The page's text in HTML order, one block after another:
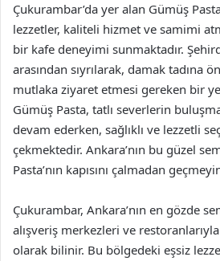
Çukurambar’da yer alan Gümüş
lezzetler, kaliteli hizmet ve samimi
bir kafe deneyimi sunmaktadır.
arasından sıyrılarak, damak tadına
mutlaka ziyaret etmesi gereken bir
Gümüş Pasta, tatlı severlerin
devam ederken, sağlıklı ve lezzetli
çekmektedir. Ankara’nın bu güzel
Pasta’nın kapısını çalmadan
Çukurambar, Ankara’nın en gözde
alışveriş merkezleri ve
olarak bilinir. Bu bölgedeki eşsiz